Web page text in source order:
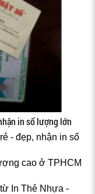
in số lượng lớn
- đẹp, nhận in số
cao ở TPHCM
In Thẻ Nhựa -